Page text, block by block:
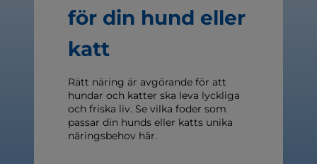
för din hund eller
katt
Rätt näring är avgörande för att
hundar och katter ska leva lyckliga
och friska liv. Se vilka foder som
passar din hunds eller katts unika
näringsbehov här.